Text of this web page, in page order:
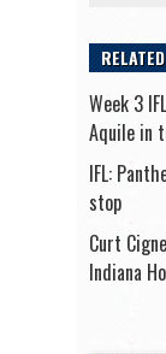
Week 3
Aquile in
IFL:
stop
Curt
Indiana